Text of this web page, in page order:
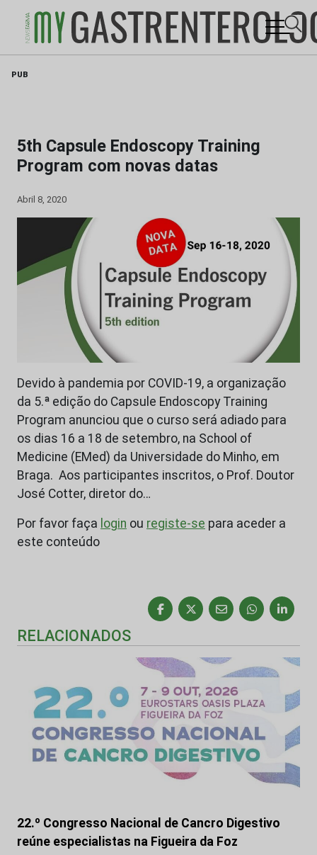
PUB
5th Capsule Endoscopy Training
Program com novas datas
Abril 8, 2020
Devido à pandemia por COVID-19, a organização
da 5.ª edição do Capsule Endoscopy Training
Program anunciou que o curso será adiado para
os dias 16 a 18 de setembro, na School of
Medicine (EMed) da Universidade do Minho, em
Braga. Aos participantes inscritos, o Prof. Doutor
José Cotter, diretor do…
Por favor faça login ou registe-se para aceder a
este conteúdo
RELACIONADOS
22.º Congresso Nacional de Cancro Digestivo
reúne especialistas na Figueira da Foz